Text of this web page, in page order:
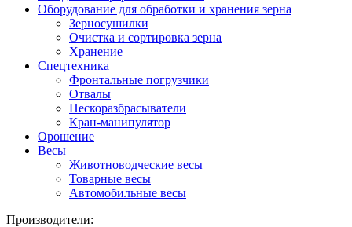
Оборудование для обработки и хранения зерна
Зерносушилки
Очистка и сортировка зерна
Хранение
Спецтехника
Фронтальные погрузчики
Отвалы
Пескоразбрасыватели
Кран-манипулятор
Орошение
Весы
Животноводческие весы
Товарные весы
Автомобильные весы
Производители: